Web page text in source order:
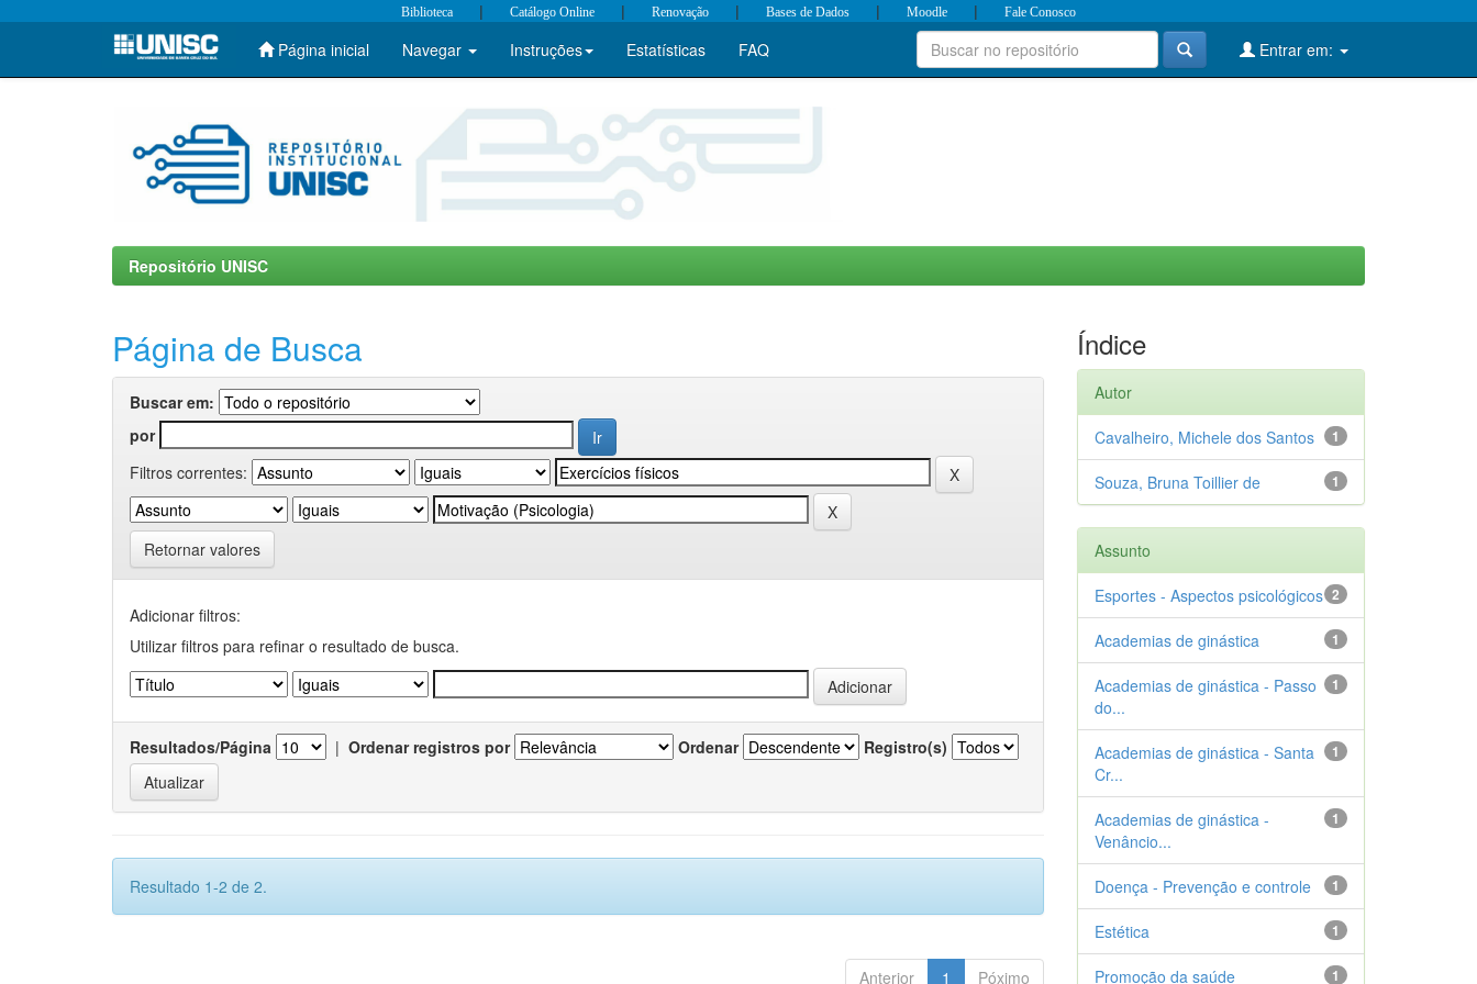
Skip
Biblioteca | Catálogo Online | Renovação | Bases de Dados | Moodle | Fale Conosco
Página inicial Navegar Instruções Estatísticas FAQ Entrar em:
Repositório UNISC
Página de Busca
Buscar em:
por
Filtros correntes:
Retornar valores
Adicionar filtros:
Utilizar filtros para refinar o resultado de busca.
Resultados/Página | Ordenar registros por Ordenar Registro(s)
Resultado 1-2 de 2.
Anterior 1 Póximo
Índice
Autor
1
Cavalheiro, Michele dos Santos
1
Souza, Bruna Toillier de
Assunto
2
Esportes - Aspectos psicológicos
1
Academias de ginástica
1
Academias de ginástica - Passo
do...
1
Academias de ginástica - Santa
Cr...
1
Academias de ginástica -
Venâncio...
1
Doença - Prevenção e controle
1
Estética
1
Promoção da saúde